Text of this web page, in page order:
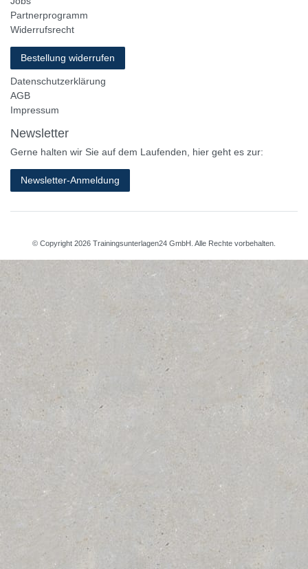
Partnerprogramm
Widerrufsrecht
Bestellung widerrufen
Datenschutzerklärung
AGB
Impressum
Newsletter
Gerne halten wir Sie auf dem Laufenden, hier geht es zur:
Newsletter-Anmeldung
© Copyright 2026 Trainingsunterlagen24 GmbH. Alle Rechte vorbehalten.